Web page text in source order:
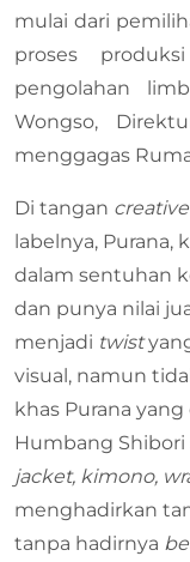
mulai dari
proses
pengolahan
Wongso,
menggagas
Di tangan
labelnya,
dalam sentuhan
dan punya nilai
menjadi twist
visual, namun
khas Purana
Humbang Shibori
jacket, kimono,
menghadirkan
tanpa hadirnya